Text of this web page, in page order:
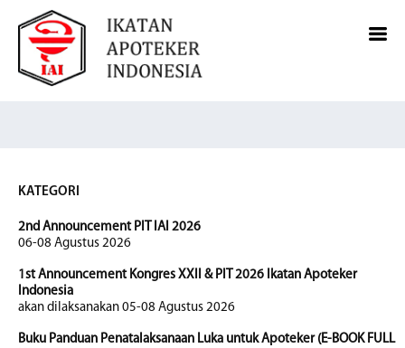
KATEGORI
2nd Announcement PIT IAI 2026
06-08 Agustus 2026
1st Announcement Kongres XXII & PIT 2026 Ikatan Apoteker
Indonesia
akan dilaksanakan 05-08 Agustus 2026
Buku Panduan Penatalaksanaan Luka untuk Apoteker (E-BOOK FULL